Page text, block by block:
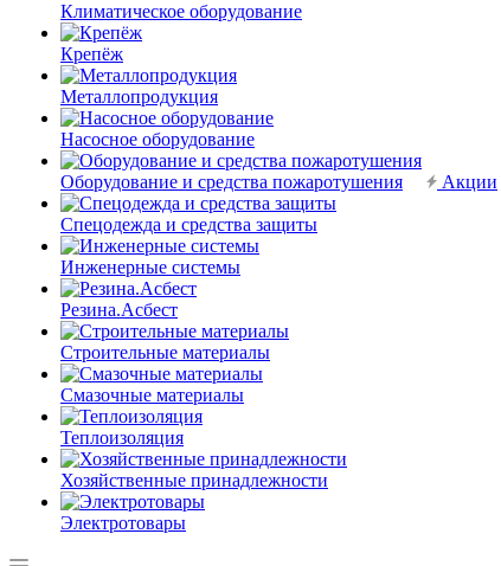
Климатическое оборудование
Крепёж
Металлопродукция
Насосное оборудование
Оборудование и средства пожаротушения
Спецодежда и средства защиты
Инженерные системы
Резина.Асбест
Строительные материалы
Смазочные материалы
Теплоизоляция
Хозяйственные принадлежности
Электротовары
Акции